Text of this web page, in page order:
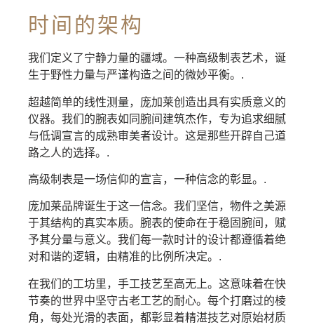
时间的架构
我们定义了宁静力量的疆域。一种高级制表艺术，诞
生于野性力量与严谨构造之间的微妙平衡。.
超越简单的线性测量，庞加莱创造出具有实质意义的
仪器。我们的腕表如同腕间建筑杰作，专为追求细腻
与低调宣言的成熟审美者设计。这是那些开辟自己道
路之人的选择。.
高级制表是一场信仰的宣言，一种信念的彰显。.
庞加莱品牌诞生于这一信念。我们坚信，物件之美源
于其结构的真实本质。腕表的使命在于稳固腕间，赋
予其分量与意义。我们每一款时计的设计都遵循着绝
对和谐的逻辑，由精准的比例所决定。.
在我们的工坊里，手工技艺至高无上。这意味着在快
节奏的世界中坚守古老工艺的耐心。每个打磨过的棱
角，每处光滑的表面，都彰显着精湛技艺对原始材质